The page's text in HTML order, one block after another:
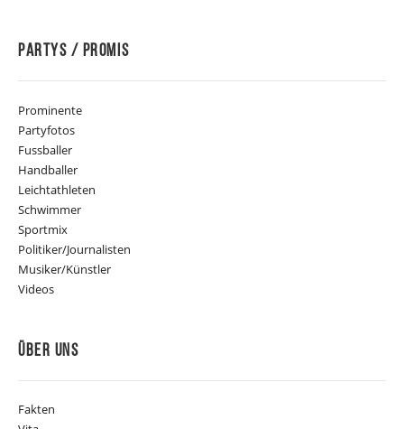
Partys / Promis
Prominente
Partyfotos
Fussballer
Handballer
Leichtathleten
Schwimmer
Sportmix
Politiker/Journalisten
Musiker/Künstler
Videos
Über Uns
Fakten